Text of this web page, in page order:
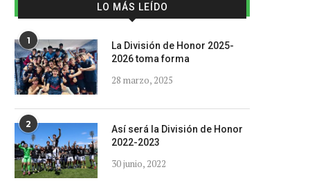
LO MÁS LEÍDO
1
La División de Honor 2025-
2026 toma forma
28 marzo, 2025
2
Así será la División de Honor
2022-2023
30 junio, 2022